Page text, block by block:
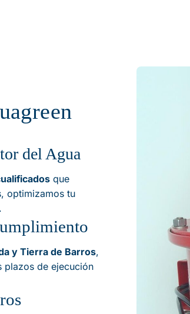
del Agua
que
optimizamos tu
y Tierra de Barros,
plazos de ejecución